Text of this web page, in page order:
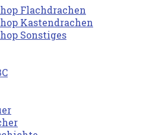
Flachdrachen
Kastendrachen
Sonstiges